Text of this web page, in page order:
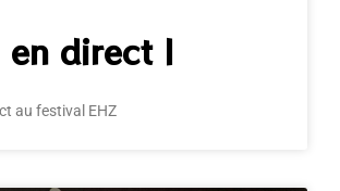
direct I
au festival EHZ